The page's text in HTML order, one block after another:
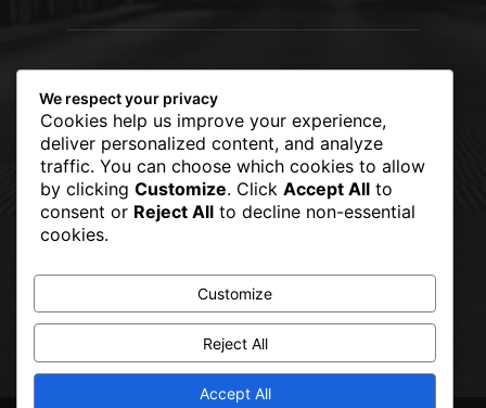
We respect your privacy
Cookies help us improve your experience,
deliver personalized content, and analyze
traffic. You can choose which cookies to allow
by clicking Customize. Click Accept All to
consent or Reject All to decline non-essential
cookies.
Customize
Reject All
Accept All